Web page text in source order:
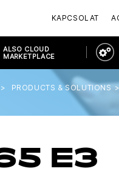
KAPCSOLAT
PRODUCTS & SOLUTIONS
ALSO CLOUD
MARKETPLACE
E3